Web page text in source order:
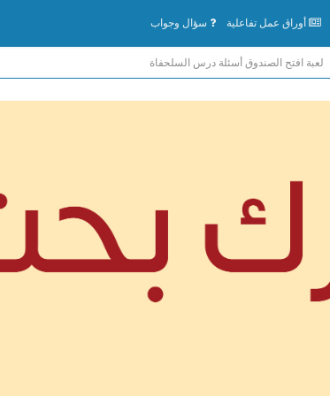
أوراق عمل تفاعلية سؤال وجواب
لعبة افتح الصندوق أسئلة درس السلحفاة